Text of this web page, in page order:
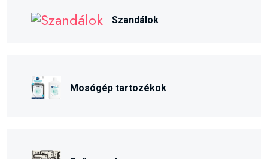
Szandálok
Mosógép tartozékok